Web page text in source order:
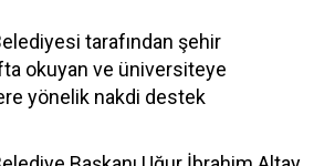
tarafından şehir
okuyan ve üniversiteye
yönelik nakdi destek